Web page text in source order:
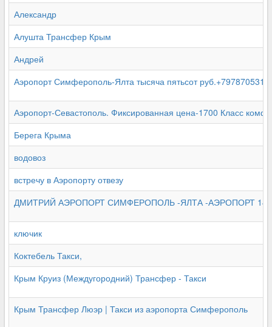
Александр
Алушта Трансфер Крым
Андрей
Аэропорт Симферополь-Ялта тысяча пятьсот
Аэропорт-Севастополь. Фиксированная цена-1700 Класс
Берега Крыма
водовоз
встречу в Аэропорту отвезу
ДМИТРИЙ АЭРОПОРТ СИМФЕРОПОЛЬ -ЯЛТА -АЭРОПОРТ
ключик
Коктебель Такси,
Крым Круиз (Междугородний) Трансфер - Такси
Крым Трансфер Люэр | Такси из аэропорта Симферополь